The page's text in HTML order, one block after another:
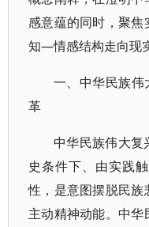
感意蕴的同时，聚焦
知—情感结构走向现
一、中华民族伟
革
中华民族伟大复
史条件下、由实践
性，是意图摆脱民
主动精神动能。中